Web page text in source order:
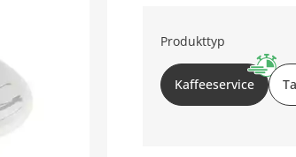
Produkttyp
Kaffeeservice